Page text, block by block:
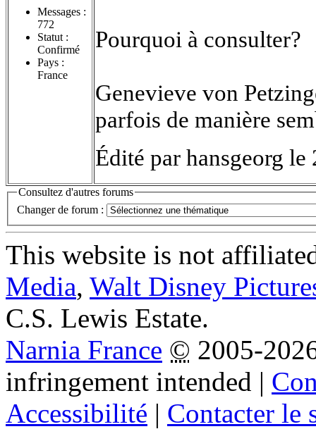
Messages :
772
Statut :
Confirmé
Pays :
France
Pourquoi à consulter?
Genevieve von
parfois de manière
Édité par hansgeorg
Consultez d'autres forums
Changer de forum :
This website is not
Media, Walt Disney
C.S. Lewis Estate.
Narnia France © 2005-
infringement intended |
Accessibilité | Contacter le